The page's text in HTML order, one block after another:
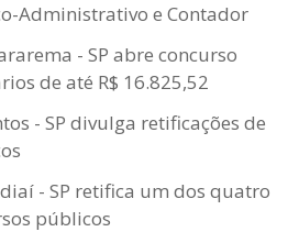
Administrativo e Contador
- SP abre concurso
de até R$ 16.825,52
- SP divulga retificações de
- SP retifica um dos quatro
públicos